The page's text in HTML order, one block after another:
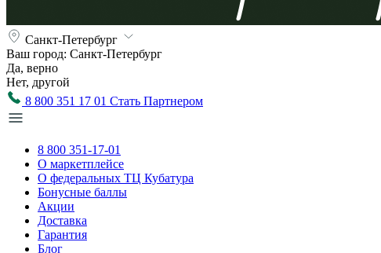
Санкт-Петербург
Ваш город: Санкт-Петербург
Да, верно
Нет, другой
8 800 351 17 01 Стать Партнером
8 800 351-17-01
О маркетплейсе
О федеральных ТЦ Кубатура
Бонусные баллы
Акции
Доставка
Гарантия
Блог